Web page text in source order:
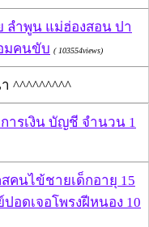
ลำพูน แม่ฮ่องสอน ปา
มคนขับ ( 103554views)
^^^^^^^^^
ารเงิน บัญชี จำนวน 1
คนไข้ชายเด็กอายุ 15
อดเจอโพรงฝีหนอง 10